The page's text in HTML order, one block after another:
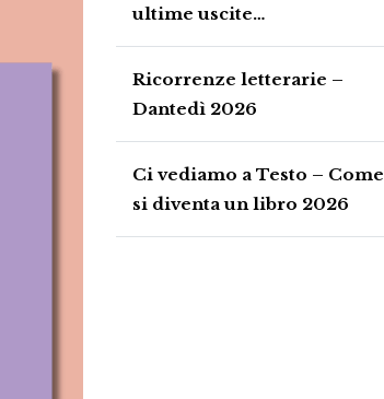
ultime uscite…
Ricorrenze letterarie –
Dantedì 2026
Ci vediamo a Testo – Come
si diventa un libro 2026